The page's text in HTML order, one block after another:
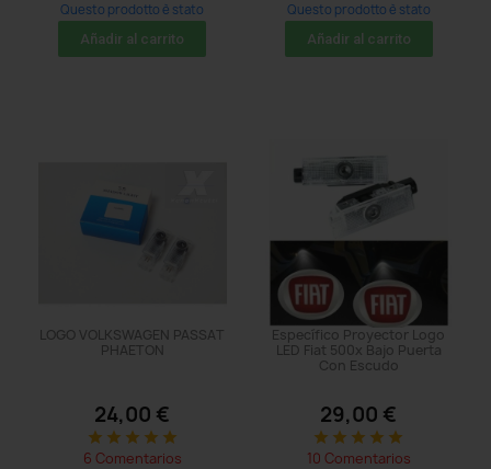
Questo prodotto è stato
acquistato: 14 times
Añadir al carrito
Questo prodotto è stato
acquistato: 50 times
Añadir al carrito
LOGO VOLKSWAGEN PASSAT
PHAETON
24,00 €
star star star star star
6 Comentarios
Específico Proyector Logo
LED Fiat 500x Bajo Puerta
Con Escudo
29,00 €
star star star star star
10 Comentarios